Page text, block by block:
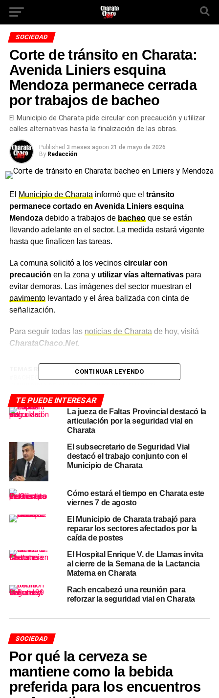
SOCIEDAD
Corte de tránsito en Charata:
Avenida Liniers esquina
Mendoza permanece cerrada
por trabajos de bacheo
El Municipio de Charata pide circular con precaución y utilizar
calles alternativas hasta la finalización de las obras.
Published 3 meses agoon 21 de mayo de 2026
By Redacción
El Municipio de Charata informó que el tránsito
permanece cortado en Avenida Liniers esquina
Mendozadebido a trabajos de bacheoque se están
llevando adelante en el sector. La medida estará vigente
hasta que finalicen las tareas.
La comuna solicitó a los vecinos circular con
precaución en la zona y utilizar vías alternativaspara
evitar demoras. Las imágenes del sector muestran el
pavimentolevantado y el área balizada con cinta de
señalización.
Para seguir todas las noticias de Charata de hoy, visitá
CharataChaco.Net.
TEMAS RELACIONADOS
AVENIDA LINIERS CHARATA
BACHEO CHARATA
NOTICIAS CHARATA HOY
NOTICIAS DE CHARATA CHACO
OBRAS VIALES CHARATA
ACTUALIDAD
La Escuela secundaria de Pampa Cejas busca
pintura y materiales: la directora convoca a los
comerciantes de Charata
NOTICIAS
La EEP 355 de Charata prepara su Feria de
Ciencias con capacitación docente en método
científico y proyectos STEAM
CONTINUAR LEYENDO
TE PUEDE INTERESAR
La jueza de Faltas Provincial destacó la
articulación por la seguridad vial en
Charata
El subsecretario de Seguridad Vial
destacó el trabajo conjunto con el
Municipio de Charata
Cómo estará el tiempo en Charata este
viernes 7 de agosto
El Municipio de Charata trabajó para
reparar los sectores afectados por la
caída de postes
El Hospital Enrique V. de Llamas invita
al cierre de la Semana de la Lactancia
Materna en Charata
Rach encabezó una reunión para
reforzar la seguridad vial en Charata
SOCIEDAD
Por qué la cerveza se
mantiene como la bebida
preferida para los encuentros